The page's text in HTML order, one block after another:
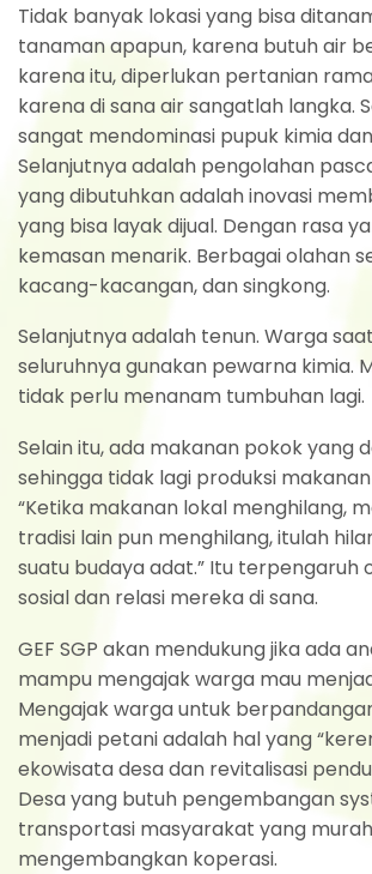
Tidak banyak lokasi yang bisa
tanaman apapun, karena butuh air
karena itu, diperlukan pertanian
karena di sana air sangatlah langka.
sangat mendominasi pupuk kimia
Selanjutnya adalah pengolahan
yang dibutuhkan adalah inovasi
yang bisa layak dijual. Dengan rasa
kemasan menarik. Berbagai olahan
kacang-kacangan, dan singkong.
Selanjutnya adalah tenun. Warga
seluruhnya gunakan pewarna kimia.
tidak perlu menanam tumbuhan lagi.
Selain itu, ada makanan pokok yang
sehingga tidak lagi produksi
“Ketika makanan lokal menghilang,
tradisi lain pun menghilang, itulah
suatu budaya adat.” Itu terpengaruh
sosial dan relasi mereka di sana.
GEF SGP akan mendukung jika ada
mampu mengajak warga mau
Mengajak warga untuk
menjadi petani adalah hal yang
ekowisata desa dan revitalisasi
Desa yang butuh pengembangan
transportasi masyarakat yang
mengembangkan koperasi.